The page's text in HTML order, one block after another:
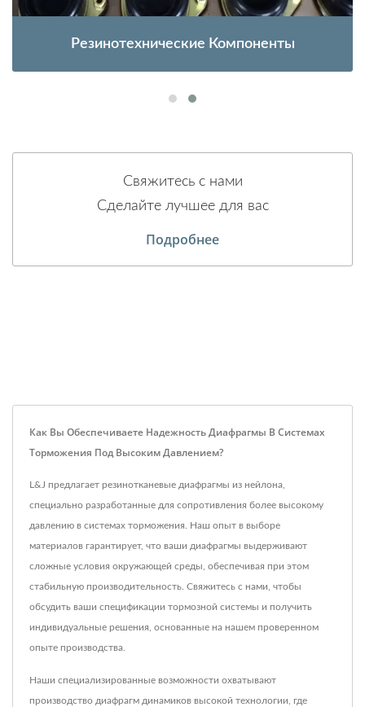
Резинотехнические Компоненты
Свяжитесь с нами
Сделайте лучшее для вас
Подробнее
Как Вы Обеспечиваете Надежность Диафрагмы В Системах
Торможения Под Высоким Давлением?
L&J предлагает резинотканевые диафрагмы из нейлона,
специально разработанные для сопротивления более высокому
давлению в системах торможения. Наш опыт в выборе
материалов гарантирует, что ваши диафрагмы выдерживают
сложные условия окружающей среды, обеспечивая при этом
стабильную производительность. Свяжитесь с нами, чтобы
обсудить ваши спецификации тормозной системы и получить
индивидуальные решения, основанные на нашем проверенном
опыте производства.
Наши специализированные возможности охватывают
производство диафрагм динамиков высокой технологии, где